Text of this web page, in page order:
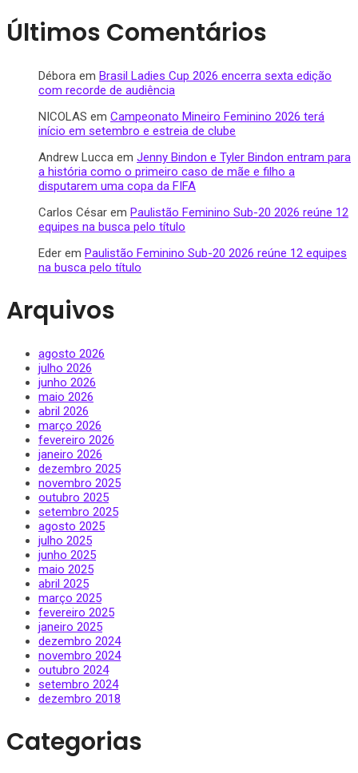
Últimos Comentários
Débora em Brasil Ladies Cup 2026 encerra sexta edição
com recorde de audiência
NICOLAS em Campeonato Mineiro Feminino 2026 terá
início em setembro e estreia de clube
Andrew Lucca em Jenny Bindon e Tyler Bindon entram para
a história como o primeiro caso de mãe e filho a
disputarem uma copa da FIFA
Carlos César em Paulistão Feminino Sub-20 2026 reúne 12
equipes na busca pelo título
Eder em Paulistão Feminino Sub-20 2026 reúne 12 equipes
na busca pelo título
Arquivos
agosto 2026
julho 2026
junho 2026
maio 2026
abril 2026
março 2026
fevereiro 2026
janeiro 2026
dezembro 2025
novembro 2025
outubro 2025
setembro 2025
agosto 2025
julho 2025
junho 2025
maio 2025
abril 2025
março 2025
fevereiro 2025
janeiro 2025
dezembro 2024
novembro 2024
outubro 2024
setembro 2024
dezembro 2018
Categorias